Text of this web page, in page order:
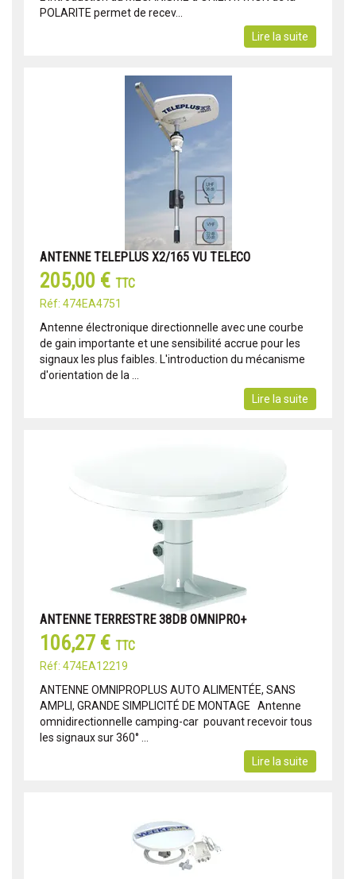
POLARITE permet de recev...
Lire la suite
ANTENNE TELEPLUS X2/165 VU TELECO
205,00 € TTC
Réf: 474EA4751
Antenne électronique directionnelle avec une courbe
de gain importante et une sensibilité accrue pour les
signaux les plus faibles. L'introduction du mécanisme
d'orientation de la ...
Lire la suite
ANTENNE TERRESTRE 38DB OMNIPRO+
106,27 € TTC
Réf: 474EA12219
ANTENNE OMNIPROPLUS AUTO ALIMENTÉE, SANS
AMPLI, GRANDE SIMPLICITÉ DE MONTAGE Antenne
omnidirectionnelle camping-car pouvant recevoir tous
les signaux sur 360° ...
Lire la suite